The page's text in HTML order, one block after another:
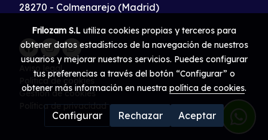
28270 - Colmenarejo (Madrid)
Aviso legal
Política de cookies
Gestión de cookies
Política de privacidad
Frilozam S.L utiliza cookies propias y terceros para
obtener datos estadísticos de la navegación de nuestros
usuarios y mejorar nuestros servicios. Puedes configurar
tus preferencias a través del botón “Configurar” o
obtener más información en nuestra política de cookies.
Configurar Rechazar Aceptar